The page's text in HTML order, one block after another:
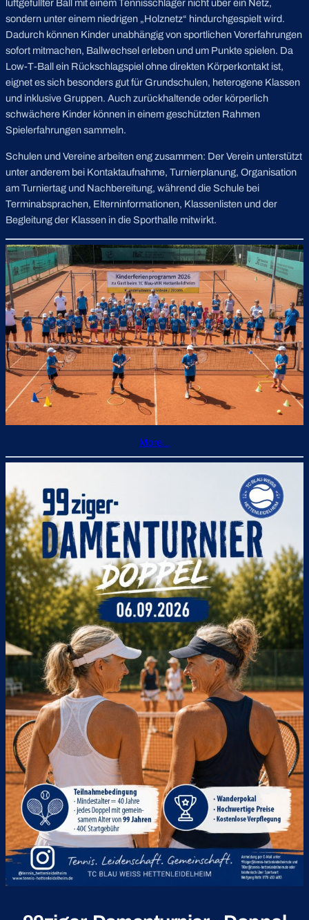
luftgefüllter Ball mit einem Tennisschläger nicht über ein Netz,
sondern unter einem niedrigen „Holznetz“ hindurchgespielt wird.
Dadurch können Kinder unabhängig von sportlichen Vorerfahrungen
sofort mitmachen, Ballwechsel erleben und um Punkte spielen. Da
Low-T-Ball ein Rückschlagspiel ohne direkten Körperkontakt ist,
eignet es sich besonders gut für Grundschulen, heterogene Klassen
und inklusive Gruppen. Auch zurückhaltende oder körperlich
schwächere Kinder können in einem geschützten Rahmen
Spielerfahrungen sammeln.
Schulen und Vereine arbeiten eng zusammen: Der Verein unterstützt
unter anderem bei Kontaktaufnahme, Turnierplanung, Organisation
am Turniertag und Nachbereitung, während die Schule bei
Terminabsprachen, Elterninformationen, Klassenlisten und der
Begleitung der Klassen in die Sporthalle mitwirkt.
More…